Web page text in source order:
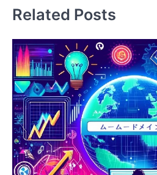
ゲ
シ
ョ
ン
Related Posts